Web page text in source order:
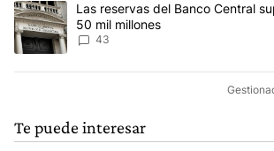
Un artículo de tendencia con el título "Las
Las reservas del Banco Central
50 mil millones
43